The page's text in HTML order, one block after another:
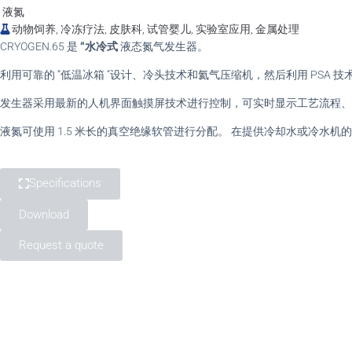
液氮
动物饲养, 冷冻疗法, 皮肤科, 试管婴儿, 实验室应用, 金属处理
CRYOGEN.65 是 “水冷式液态氮气发生器。
利用可靠的 “低温冰箱 “设计、冷头技术和氦气压缩机，然后利用 PSA
发生器采用最新的人机界面触摸屏技术进行控制，可实时显示工艺流程
液氮可使用 1.5 米长的真空绝缘软管进行分配。 在提供冷却水或冷水机
Specifications
Download
Request a quote